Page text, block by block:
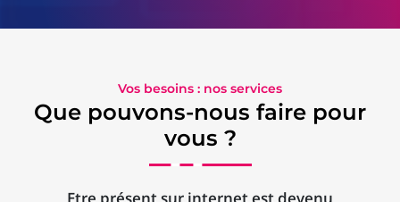
Vos besoins : nos services
Que pouvons-nous faire pour
vous ?